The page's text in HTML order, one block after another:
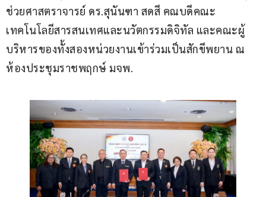
ช่วยศาสตราจารย์ ดร.สุนันฑา สดสี คณบดีคณะ
เทคโนโลยีสารสนเทศและนวัตกรรมดิจิทัล และคณะผู้
บริหารของทั้งสองหน่วยงานเข้าร่วมเป็นสักขีพยาน ณ
ห้องประชุมราชพฤกษ์ มจพ.